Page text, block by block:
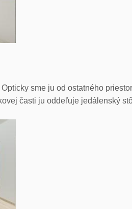
sme ju od ostatného
časti ju oddeľuje jedálenský